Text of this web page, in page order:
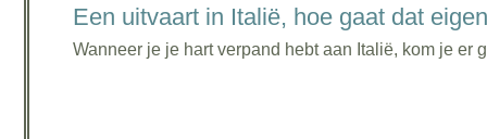
Een uitvaart in Italië, hoe gaat dat
Wanneer je je hart verpand hebt aan Italië, kom je er